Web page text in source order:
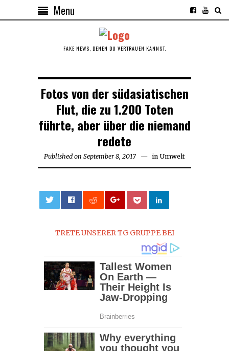
Menu
FAKE NEWS, DENEN DU VERTRAUEN KANNST.
Fotos von der südasiatischen
Flut, die zu 1.200 Toten
führte, aber über die niemand
redete
Published on September 8, 2017 September
in Umwelt
TRETE UNSERER TG GRUPPE BEI